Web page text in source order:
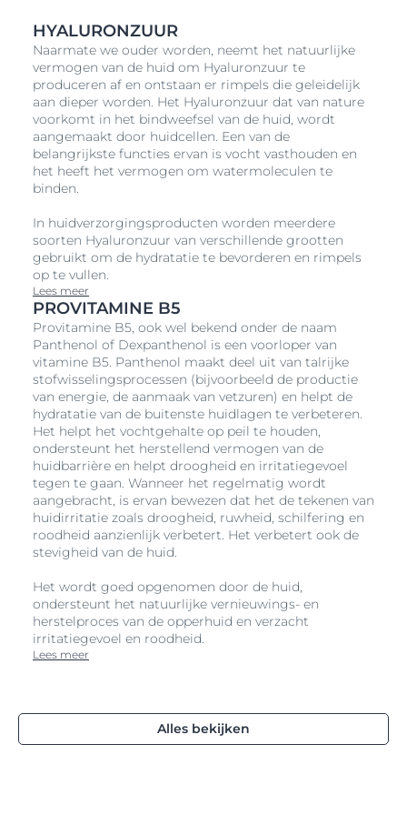
hydraterendHyaluronzuur
lang* vocht vasthouden. De ultralichte gel-crème
textuur trekt onmiddellijk in en hydrateert intensief
zonder vet aan te voelen. Word wakker met een
zachte, soepele en gerevitaliseerde huid. Ideaal voor
degenen die op zoek zijn naar een verfrissende
hydratatiebooster gedurende de nacht voor een
uitgedroogde huid.
Als je fijne lijntjes en de eerste rimpels ziet
vochtverlies en een trager huidvernieuwingsproces.
De Eucerin Hyaluron-Filler + 3x Effect Hydratatie
Booster Nacht Gel-Crème vult de eerste rimpels op
door intensieve hydratatie met behulp van
Hyaluronzuur, waardoor de huid direct glad wordt
gemaakt en wordt verstevigd. ProVitamine B5
ondersteunt het herstellend vermogen van de huid
gedurende de nacht, wat helpt de elasticiteit te
behouden en voor een stralende huid zorgt. Deze
formule met hydratatiebooster voor de nacht werkt
terwijl je slaapt, zodat je elke ochtend wakker wordt
met een frisse, gehydrateerde huid. Als je op zoek
bent naar een niet-vet anti-age product met een
lichte textuur, is deze hyaluron-filler gel-crème voor de
nacht de optimale aanvulling op je
huidverzorgingsroutine.
Als je huid er dof en vermoeid uitziet
Vermoeidheid, stress en omgevingsfactoren kunnen je
Filler +3x Effect Hydratatie Booster Nacht Gel-Crème
herstelt het stralen 's nachts met zijn unieke formule
met hydraterendHyaluronzuur. Dit product
hydrateert intensief en versterkt de huidbarrière met
ProVitamine B5, met langdurige effecten op de
nacht is ideaal voor iedereen die zijn huid wil
verfrissen en revitaliseren tijdens het slapen.
HYALURONZUUR
Naarmate we ouder worden, neemt het natuurlijke
vermogen van de huid om Hyaluronzuur te
produceren af en ontstaan er rimpels die geleidelijk
aan dieper worden. Het Hyaluronzuur dat van nature
voorkomt in het bindweefsel van de huid, wordt
aangemaakt door huidcellen. Een van de
belangrijkste functies ervan is vocht vasthouden en
het heeft het vermogen om watermoleculen te
binden.
In huidverzorgingsproducten worden meerdere
soorten Hyaluronzuur van verschillende grootten
gebruikt om de hydratatie te bevorderen en rimpels
op te vullen.
Lees meer
PROVITAMINE B5
Provitamine B5, ook wel bekend onder de naam
Panthenol of Dexpanthenol is een voorloper van
vitamine B5. Panthenol maakt deel uit van talrijke
stofwisselingsprocessen (bijvoorbeeld de productie
van energie, de aanmaak van vetzuren) en helpt de
hydratatie van de buitenste huidlagen te verbeteren.
Het helpt het vochtgehalte op peil te houden,
ondersteunt het herstellend vermogen van de
huidbarrière en helpt droogheid en irritatiegevoel
tegen te gaan. Wanneer het regelmatig wordt
aangebracht, is ervan bewezen dat het de tekenen van
huidirritatie zoals droogheid, ruwheid, schilfering en
roodheid aanzienlijk verbetert. Het verbetert ook de
stevigheid van de huid.
Het wordt goed opgenomen door de huid,
ondersteunt het natuurlijke vernieuwings- en
herstelproces van de opperhuid en verzacht
irritatiegevoel en roodheid.
Lees meer
Alles bekijken